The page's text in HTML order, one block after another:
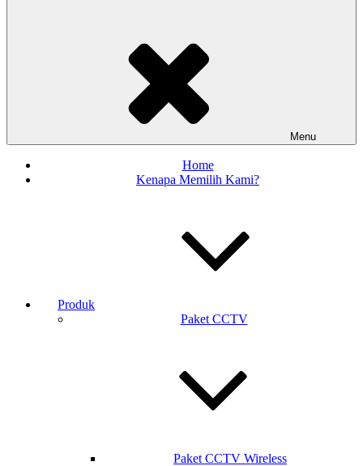
Menu
Home
Kenapa Memilih Kami?
Produk
Paket CCTV
Paket CCTV Wireless